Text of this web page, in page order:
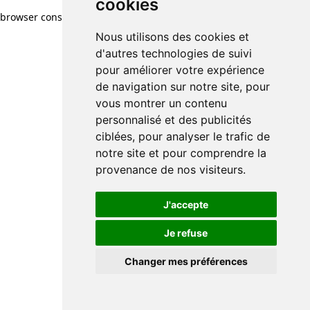
cookies
Nous utilisons des cookies et
d'autres technologies de suivi
pour améliorer votre expérience
de navigation sur notre site, pour
vous montrer un contenu
personnalisé et des publicités
ciblées, pour analyser le trafic de
notre site et pour comprendre la
provenance de nos visiteurs.
J'accepte
Je refuse
Changer mes préférences
browser console for more information)